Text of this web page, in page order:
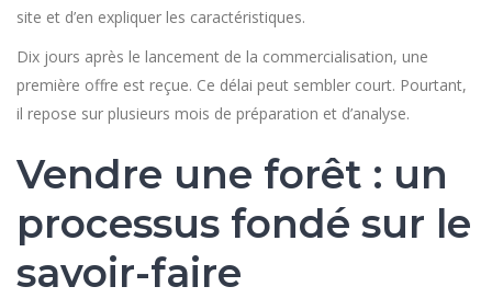
site et d’en expliquer les caractéristiques.
Dix jours après le lancement de la commercialisation, une
première offre est reçue. Ce délai peut sembler court. Pourtant,
il repose sur plusieurs mois de préparation et d’analyse.
Vendre une forêt : un
processus fondé sur le
savoir-faire